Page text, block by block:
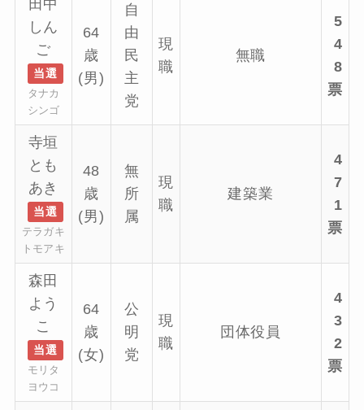
田中
しん
ご
当選
タナカ
シンゴ
64
歳
(男)
自
由
民
主
党
現
職
無職
5
4
8
票
寺垣
とも
あき
当選
テラガキ
トモアキ
48
歳
(男)
無
所
属
現
職
建築業
4
7
1
票
森田
よう
こ
当選
モリタ
ヨウコ
64
歳
(女)
公
明
党
現
職
団体役員
4
3
2
票